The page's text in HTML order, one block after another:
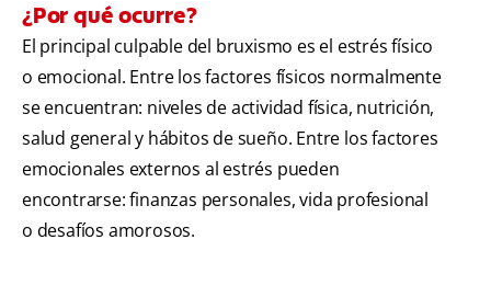
¿Por qué ocurre?
El principal culpable del bruxismo es el estrés físico
o emocional. Entre los factores físicos normalmente
se encuentran: niveles de actividad física, nutrición,
salud general y hábitos de sueño. Entre los factores
emocionales externos al estrés pueden
encontrarse: finanzas personales, vida profesional
o desafíos amorosos.